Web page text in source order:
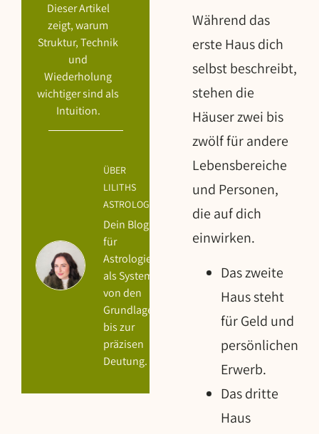
Während das
erste Haus dich
selbst beschreibt,
stehen die
Häuser zwei bis
zwölf für andere
Lebensbereiche
und Personen,
die auf dich
einwirken.
Das zweite
Haus steht
für Geld und
persönlichen
Erwerb.
Das dritte
Haus
Dieser Artikel
zeigt, warum
Struktur, Technik
und
Wiederholung
wichtiger sind als
Intuition.
ÜBER
LILITHS
ASTROLOGY
Dein Blog
für
Astrologie
als System -
von den
Grundlagen
bis zur
präzisen
Deutung.